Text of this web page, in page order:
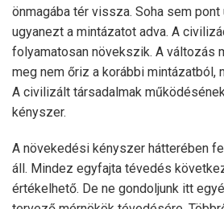
önmagába tér vissza. Soha sem pont
ugyanezt a mintázatot adva. A
folyamatosan növekszik. A változás
meg nem őriz a korábbi mintázatból,
A civilizált társadalmak
kényszer.
A növekedési kényszer hátterében
áll. Mindez egyfajta tévedés
értékelhető. De ne gondoljunk itt